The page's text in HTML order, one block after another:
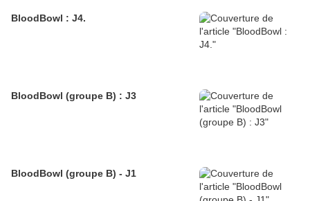
BloodBowl : J4.
BloodBowl (groupe B) : J3
BloodBowl (groupe B) - J1